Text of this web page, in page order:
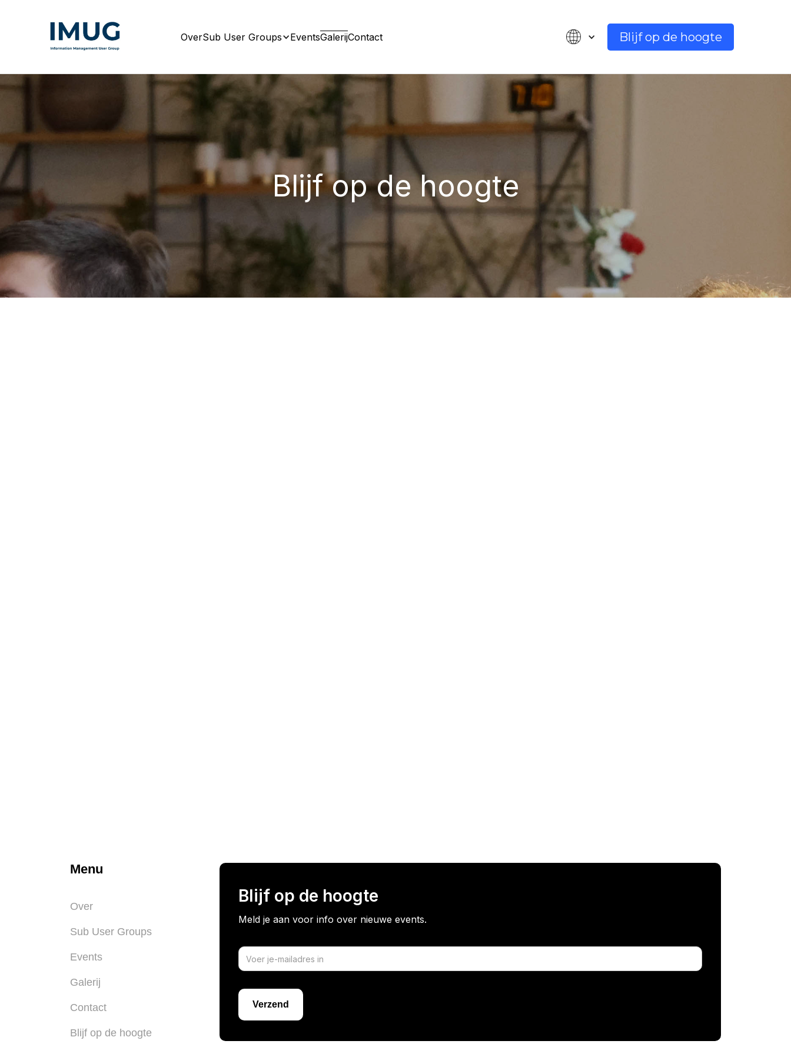
OverSub User Groups EventsGalerijContact Blijf op de hoogte
Blijf op de hoogte
Menu
Over
Sub User Groups
Events
Galerij
Contact
Blijf op de hoogte
Blijf op de hoogte
Meld je aan voor info over nieuwe events.